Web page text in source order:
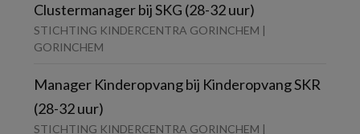
Clustermanager bij SKG (28-32 uur)
STICHTING KINDERCENTRA GORINCHEM |
GORINCHEM
Manager Kinderopvang bij Kinderopvang SKR
(28-32 uur)
STICHTING KINDERCENTRA GORINCHEM |